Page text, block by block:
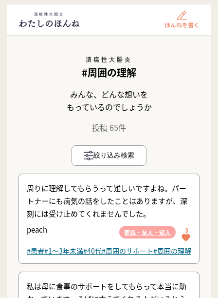
潰瘍性大腸炎
#周囲の理解
みんな、どんな想いを
もっているのでしょうか
投稿 65件
絞り込み検索
周りに理解してもらうって難しいですよね。パー
トナーにも病気の話をしたことはありますが、深
刻には受け止めてくれませんでした。
peach
家族・友人・知人 3
#患者#1〜3年未満#40代#周囲のサポート#周囲の理解
私は母に食事のサポートをしてもらって本当に助